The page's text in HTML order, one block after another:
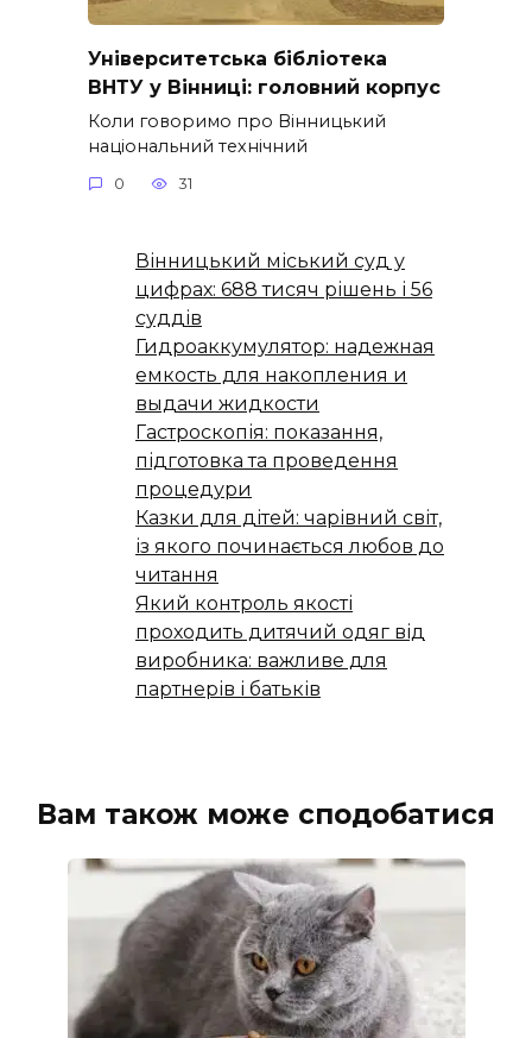
Університетська бібліотека
ВНТУ у Вінниці: головний корпус
Коли говоримо про Вінницький
національний технічний
0 31
Вінницький міський суд у
цифрах: 688 тисяч рішень і 56
суддів
Гидроаккумулятор: надежная
емкость для накопления и
выдачи жидкости
Гастроскопія: показання,
підготовка та проведення
процедури
Казки для дітей: чарівний світ,
із якого починається любов до
читання
Який контроль якості
проходить дитячий одяг від
виробника: важливе для
партнерів і батьків
Вам також може сподобатися